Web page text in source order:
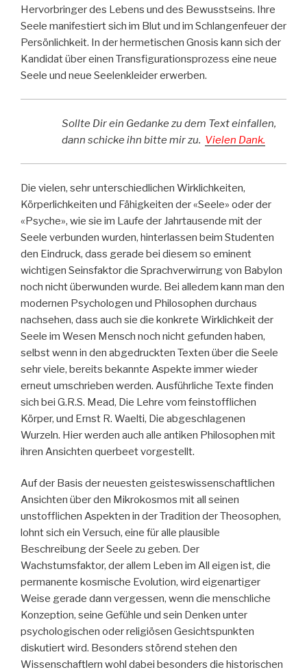
Hervorbringer des Lebens und des Bewusstseins. Ihre
Seele manifestiert sich im Blut und im Schlangenfeuer der
Persönlichkeit. In der hermetischen Gnosis kann sich der
Kandidat über einen Transfigurationsprozess eine neue
Seele und neue Seelenkleider erwerben.
Sollte Dir ein Gedanke zu dem Text einfallen,
dann schicke ihn bitte mir zu. Vielen Dank.
Die vielen, sehr unterschiedlichen Wirklichkeiten,
Körperlichkeiten und Fähigkeiten der «Seele» oder der
«Psyche», wie sie im Laufe der Jahrtausende mit der
Seele verbunden wurden, hinterlassen beim Studenten
den Eindruck, dass gerade bei diesem so eminent
wichtigen Seinsfaktor die Sprachverwirrung von Babylon
noch nicht überwunden wurde. Bei alledem kann man den
modernen Psychologen und Philosophen durchaus
nachsehen, dass auch sie die konkrete Wirklichkeit der
Seele im Wesen Mensch noch nicht gefunden haben,
selbst wenn in den abgedruckten Texten über die Seele
sehr viele, bereits bekannte Aspekte immer wieder
erneut umschrieben werden. Ausführliche Texte finden
sich bei G.R.S. Mead, Die Lehre vom feinstofflichen
Körper, und Ernst R. Waelti, Die abgeschlagenen
Wurzeln. Hier werden auch alle antiken Philosophen mit
ihren Ansichten querbeet vorgestellt.
Auf der Basis der neuesten geisteswissenschaftlichen
Ansichten über den Mikrokosmos mit all seinen
unstofflichen Aspekten in der Tradition der Theosophen,
lohnt sich ein Versuch, eine für alle plausible
Beschreibung der Seele zu geben. Der
Wachstumsfaktor, der allem Leben im All eigen ist, die
permanente kosmische Evolution, wird eigenartiger
Weise gerade dann vergessen, wenn die menschliche
Konzeption, seine Gefühle und sein Denken unter
psychologischen oder religiösen Gesichtspunkten
diskutiert wird. Besonders störend stehen den
Wissenschaftlern wohl dabei besonders die historischen